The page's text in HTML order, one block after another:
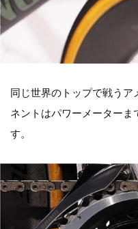
同じ世界のトップで戦うア
ネントはパワーメーターま
す。